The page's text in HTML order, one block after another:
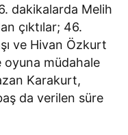
dakikalarda Melih
çıktılar; 46.
ve Hivan Özkurt
oyuna müdahale
Karakurt,
da verilen süre